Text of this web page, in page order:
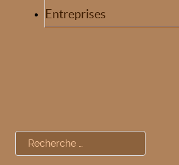
Entreprises
Rechercher